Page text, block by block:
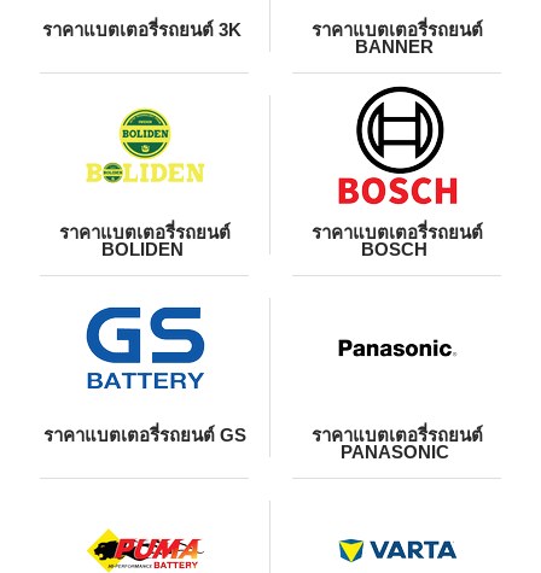
ราคาแบตเตอรี่รถยนต์ 3K
ราคาแบตเตอรี่รถยนต์
BANNER
ราคาแบตเตอรี่รถยนต์
BOLIDEN
ราคาแบตเตอรี่รถยนต์
BOSCH
ราคาแบตเตอรี่รถยนต์ GS
ราคาแบตเตอรี่รถยนต์
PANASONIC